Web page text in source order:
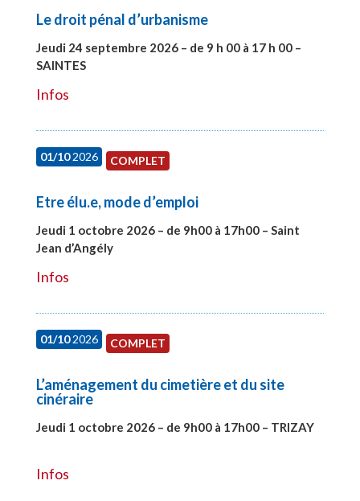
Le droit pénal d’urbanisme
Jeudi 24 septembre 2026 – de 9 h 00 à 17 h 00 –
SAINTES
Infos
01/102026 COMPLET
Etre élu.e, mode d’emploi
Jeudi 1 octobre 2026 – de 9h00 à 17h00 – Saint
Jean d’Angély
Infos
01/102026 COMPLET
L’aménagement du cimetière et du site
cinéraire
Jeudi 1 octobre 2026 – de 9h00 à 17h00 – TRIZAY
Infos